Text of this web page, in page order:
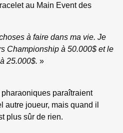
au Main Event des
à faire dans ma vie. Je
Championship à 50.000$ et le
25.000$. »
paraîtraient
autre joueur, mais quand il
plus sûr de rien.